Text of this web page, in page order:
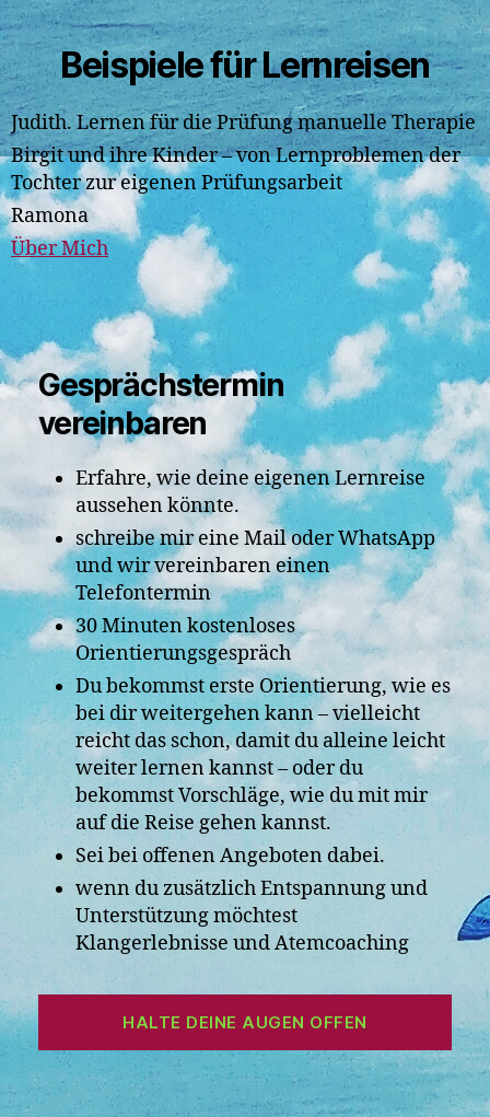
Beispiele für Lernreisen
Judith. Lernen für die Prüfung manuelle Therapie
Birgit und ihre Kinder – von Lernproblemen der
Tochter zur eigenen Prüfungsarbeit
Ramona
Über Mich
Gesprächstermin
vereinbaren
Erfahre, wie deine eigenen Lernreise
aussehen könnte.
schreibe mir eine Mail oder WhatsApp
und wir vereinbaren einen
Telefontermin
30 Minuten kostenloses
Orientierungsgespräch
Du bekommst erste Orientierung, wie es
bei dir weitergehen kann – vielleicht
reicht das schon, damit du alleine leicht
weiter lernen kannst – oder du
bekommst Vorschläge, wie du mit mir
auf die Reise gehen kannst.
Sei bei offenen Angeboten dabei.
wenn du zusätzlich Entspannung und
Unterstützung möchtest
Klangerlebnisse und Atemcoaching
HALTE DEINE AUGEN OFFEN